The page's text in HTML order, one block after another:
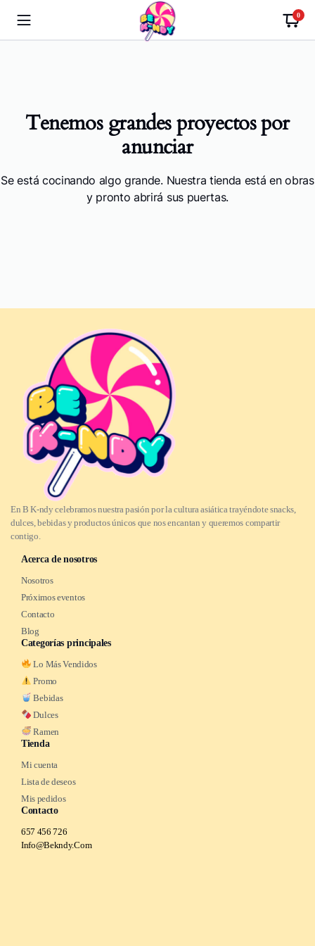
0
Tenemos grandes proyectos por
anunciar
Se está cocinando algo grande. Nuestra tienda está en obras
y pronto abrirá sus puertas.
En B K-ndy celebramos nuestra pasión por la cultura asiática trayéndote snacks,
dulces, bebidas y productos únicos que nos encantan y queremos compartir
contigo.
Acerca de nosotros
Nosotros
Próximos eventos
Contacto
Blog
Categorías principales
Lo Más Vendidos
Promo
Bebidas
Dulces
Ramen
Tienda
Mi cuenta
Lista de deseos
Mis pedidos
Contacto
657 456 726
Info@Bekndy.Com